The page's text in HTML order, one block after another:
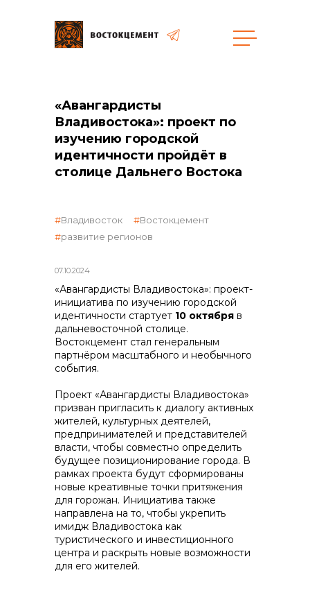
общая информация
реализация неликвидов
контакты отдела закупок
Контакты
«Авангардисты
Владивостока»: проект по
изучению городской
идентичности пройдёт в
столице Дальнего Востока
07.10.2024
Владивосток
Востокцемент
развитие регионов
«Авангардисты Владивостока»: проект-
инициатива по изучению городской
идентичности стартует 10 октября в
дальневосточной столице.
Востокцемент стал генеральным
партнёром масштабного и необычного
события.
Проект «Авангардисты Владивостока»
призван пригласить к диалогу активных
жителей, культурных деятелей,
предпринимателей и представителей
власти, чтобы совместно определить
будущее позиционирование города. В
рамках проекта будут сформированы
новые креативные точки притяжения
для горожан. Инициатива также
направлена на то, чтобы укрепить
имидж Владивостока как
туристического и инвестиционного
центра и раскрыть новые возможности
для его жителей.